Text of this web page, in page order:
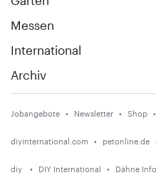
Messen
International
Archiv
Jobangebote Newsletter Shop
diyinternational.com petonline.de
diy DIY International Dähne